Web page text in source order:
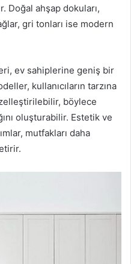
Doğal ahşap dokuları,
gri tonları ise modern
ev sahiplerine geniş bir
kullanıcıların tarzına
böylece
oluşturabilir. Estetik ve
mutfakları daha